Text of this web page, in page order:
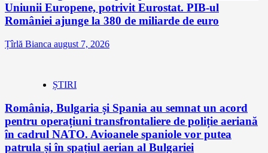
Uniunii Europene, potrivit Eurostat. PIB-ul
României ajunge la 380 de miliarde de euro
Țîrlă Bianca august 7, 2026
ȘTIRI
România, Bulgaria și Spania au semnat un acord
pentru operațiuni transfrontaliere de poliție aeriană
în cadrul NATO. Avioanele spaniole vor putea
patrula și în spațiul aerian al Bulgariei